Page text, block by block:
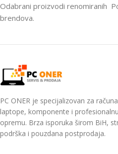
Odabrani proizvodi renomiranih
brendova.
PC ONER je specijalizovan za
laptope, komponente i
opremu. Brza isporuka širom BiH,
podrška i pouzdana postprodaja.